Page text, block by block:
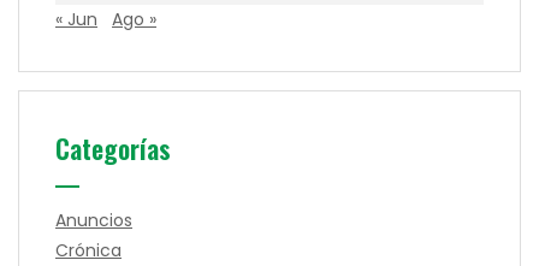
« Jun
Ago »
Categorías
Anuncios
Crónica